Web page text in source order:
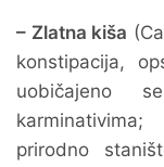
– Zlatna kiša
konstipacija,
uobičajeno
prirodno